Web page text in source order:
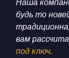
Наша
будь то
вам
под ключ.